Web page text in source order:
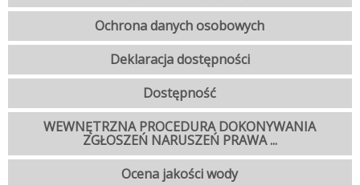
Ochrona danych osobowych
Deklaracja dostępności
Dostępność
WEWNĘTRZNA PROCEDURA DOKONYWANIA
ZGŁOSZEŃ NARUSZEŃ PRAWA ...
Ocena jakości wody